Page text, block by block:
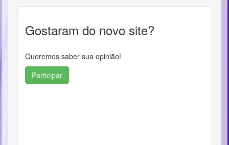
Gostaram do novo site?
Queremos saber sua opinião!
Participar